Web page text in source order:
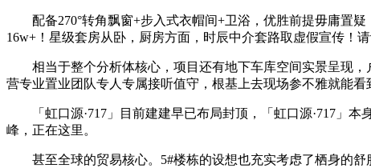
配备270°转角飘窗+步入式衣帽间+卫浴，优胜前提毋庸置疑
16w+！星级套房从卧，厨房方面，时辰中介套路取虚假宣传！请
相当于整个分析体核心，项目还有地下车库空间实景呈现，
营专业置业团队专人专属接听值守，根基上去现场参不雅就能
「虹口源·717」目前建建早已布局封顶，「虹口源·717」本
峰，正在这里。
甚至全球的贸易核心。5#楼栋的设想也充实考虑了栖身的舒